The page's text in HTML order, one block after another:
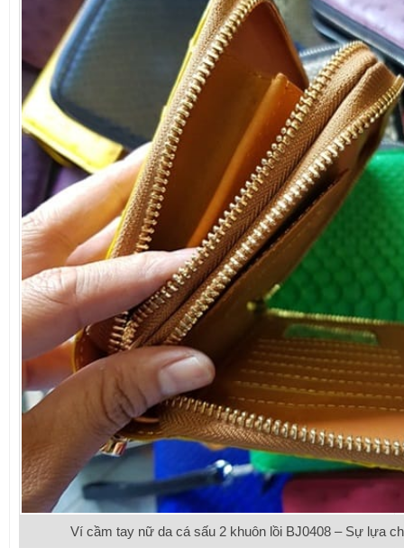
Ví cầm tay nữ da cá sấu 2 khuôn lồi BJ0408 – Sự lựa